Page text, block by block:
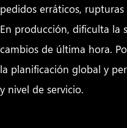
pedidos erráticos,
En producción, dificulta la
cambios de última hora.
la planificación global y
y nivel de servicio.